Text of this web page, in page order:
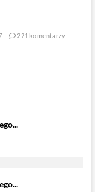
221 komentarzy